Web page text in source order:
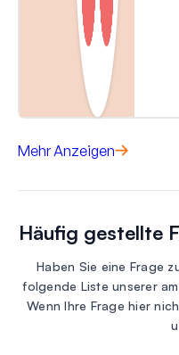
Mehr Anzeigen
Häufig gestellte
Haben Sie eine Frage
folgende Liste unserer
Wenn Ihre Frage hier